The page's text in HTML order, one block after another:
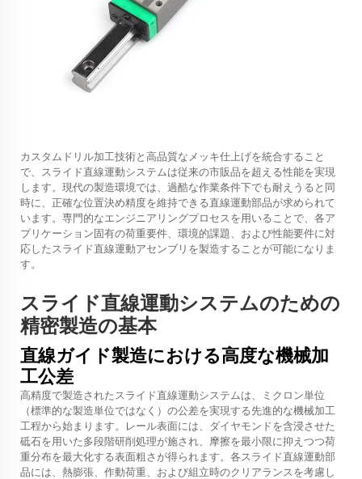
カスタムドリル加工技術と高品質なメッキ仕上げを統合すること
で、スライド直線運動システムは従来の市販品を超える性能を実現
します。現代の製造環境では、過酷な作業条件下でも耐えうると同
時に、正確な位置決め精度を維持できる直線運動部品が求められて
います。専門的なエンジニアリングプロセスを用いることで、各ア
プリケーション固有の荷重要件、環境的課題、および性能要件に対
応したスライド直線運動アセンブリを製造することが可能になりま
す。
スライド直線運動システムのための
精密製造の基本
直線ガイド製造における高度な機械加
工公差
高精度で製造されたスライド直線運動システムは、ミクロン単位
（標準的な製造単位ではなく）の公差を実現する先進的な機械加工
工程から始まります。レール表面には、ダイヤモンドを含浸させた
砥石を用いた多段階研削処理が施され、摩擦を最小限に抑えつつ荷
重分布を最大化する表面粗さが得られます。各スライド直線運動部
品には、熱膨張、作動荷重、および組立時のクリアランスを考慮し